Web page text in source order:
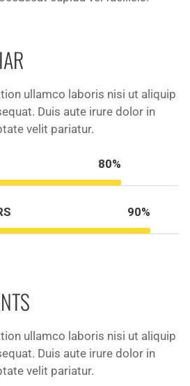
ullamco laboris nisi ut aliquip
Duis aute irure dolor in
velit pariatur.
80%
90%
ullamco laboris nisi ut aliquip
Duis aute irure dolor in
velit pariatur.